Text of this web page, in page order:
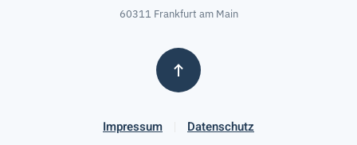
60311 Frankfurt am Main
Impressum Datenschutz